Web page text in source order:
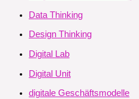
Data Thinking
Design Thinking
Digital Lab
Digital Unit
digitale Geschäftsmodelle